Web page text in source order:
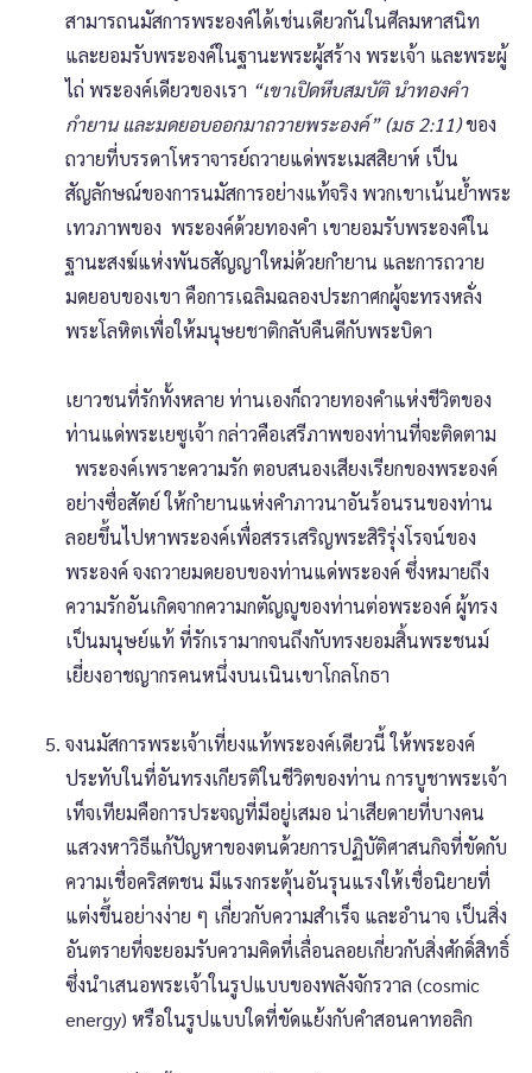
สามารถนมัสการพระองค์ได้เช่นเดียวกันในศีลมหาสนิท
และยอมรับพระองค์ในฐานะพระผู้สร้าง พระเจ้า และพระผู้
ไถ่ พระองค์เดียวของเรา “เขาเปิดหีบสมบัติ นำทองคำ
กำยาน และมดยอบออกมาถวายพระองค์” (มธ 2:11)ของ
ถวายที่บรรดาโหราจารย์ถวายแด่พระเมสสิยาห์ เป็น
สัญลักษณ์ของการนมัสการอย่างแท้จริง พวกเขาเน้นย้ำพระ
เทวภาพของ พระองค์ด้วยทองคำ เขายอมรับพระองค์ใน
ฐานะสงฆ์แห่งพันธสัญญาใหม่ด้วยกำยาน และการถวาย
มดยอบของเขา คือการเฉลิมฉลองประกาศกผู้จะทรงหลั่ง
พระโลหิตเพื่อให้มนุษยชาติกลับคืนดีกับพระบิดา
เยาวชนที่รักทั้งหลาย ท่านเองก็ถวายทองคำแห่งชีวิตของ
ท่านแด่พระเยซูเจ้า กล่าวคือเสรีภาพของท่านที่จะติดตาม
พระองค์เพราะความรัก ตอบสนองเสียงเรียกของพระองค์
อย่างซื่อสัตย์ ให้กำยานแห่งคำภาวนาอันร้อนรนของท่าน
ลอยขึ้นไปหาพระองค์เพื่อสรรเสริญพระสิริรุ่งโรจน์ของ
พระองค์ จงถวายมดยอบของท่านแด่พระองค์ ซึ่งหมายถึง
ความรักอันเกิดจากความกตัญญูของท่านต่อพระองค์ ผู้ทรง
เป็นมนุษย์แท้ ที่รักเรามากจนถึงกับทรงยอมสิ้นพระชนม์
เยี่ยงอาชญากรคนหนึ่งบนเนินเขาโกลโกธา
จงนมัสการพระเจ้าเที่ยงแท้พระองค์เดียวนี้ ให้พระองค์
ประทับในที่อันทรงเกียรติในชีวิตของท่าน การบูชาพระเจ้า
เท็จเทียมคือการประจญที่มีอยู่เสมอ น่าเสียดายที่บางคน
แสวงหาวิธีแก้ปัญหาของตนด้วยการปฏิบัติศาสนกิจที่ขัดกับ
ความเชื่อคริสตชน มีแรงกระตุ้นอันรุนแรงให้เชื่อนิยายที่
แต่งขึ้นอย่างง่าย ๆ เกี่ยวกับความสำเร็จ และอำนาจ เป็นสิ่ง
อันตรายที่จะยอมรับความคิดที่เลื่อนลอยเกี่ยวกับสิ่งศักดิ์สิทธิ์
ซึ่งนำเสนอพระเจ้าในรูปแบบของพลังจักรวาล (cosmic
energy) หรือในรูปแบบใดที่ขัดแย้งกับคำสอนคาทอลิก